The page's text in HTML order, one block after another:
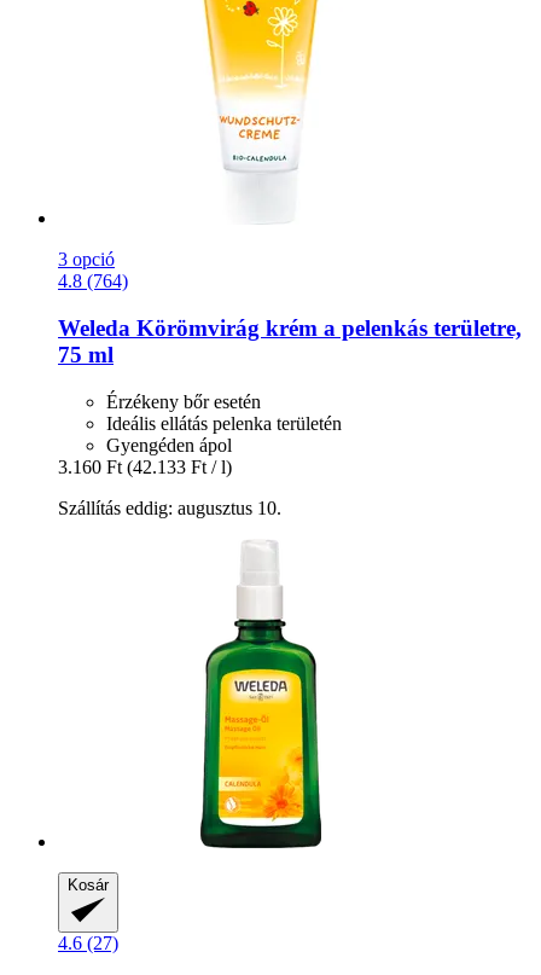
3 opció
4.8 (764)
Weleda Körömvirág krém a pelenkás területre,
75 ml
Érzékeny bőr esetén
Ideális ellátás pelenka területén
Gyengéden ápol
3.160 Ft (42.133 Ft / l)
Szállítás eddig: augusztus 10.
Kosár
4.6 (27)